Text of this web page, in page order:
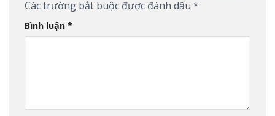
Các trường bắt buộc được đánh dấu *
Bình luận *